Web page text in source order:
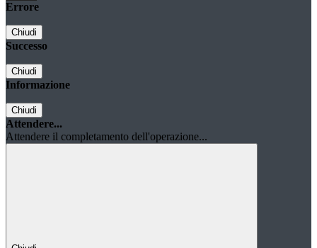
Errore
Chiudi
Successo
Chiudi
Informazione
Chiudi
Attendere...
Attendere il completamento dell'operazione...